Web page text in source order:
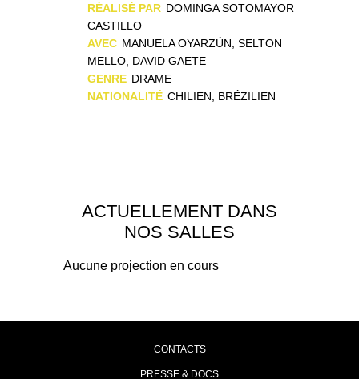
RÉALISÉ PAR DOMINGA SOTOMAYOR
CASTILLO
AVEC MANUELA OYARZÚN, SELTON
MELLO, DAVID GAETE
GENRE DRAME
NATIONALITÉ CHILIEN, BRÉZILIEN
ACTUELLEMENT DANS
NOS SALLES
Aucune projection en cours
CONTACTS
PRESSE & DOCS